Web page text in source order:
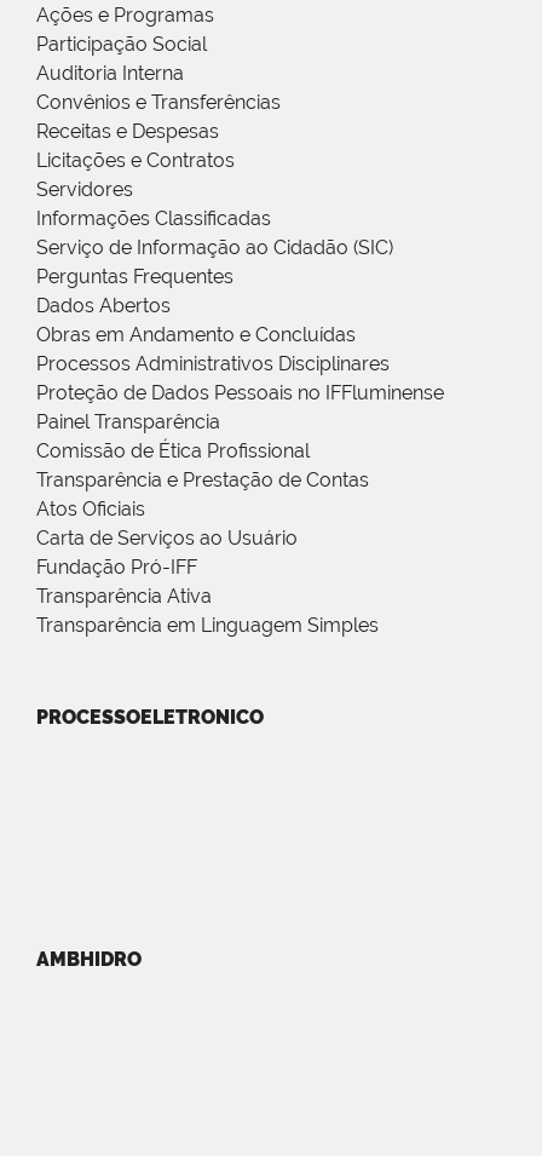
Ações e Programas
Participação Social
Auditoria Interna
Convênios e Transferências
Receitas e Despesas
Licitações e Contratos
Servidores
Informações Classificadas
Serviço de Informação ao Cidadão (SIC)
Perguntas Frequentes
Dados Abertos
Obras em Andamento e Concluídas
Processos Administrativos Disciplinares
Proteção de Dados Pessoais no IFFluminense
Painel Transparência
Comissão de Ética Profissional
Transparência e Prestação de Contas
Atos Oficiais
Carta de Serviços ao Usuário
Fundação Pró-IFF
Transparência Ativa
Transparência em Linguagem Simples
PROCESSOELETRONICO
AMBHIDRO